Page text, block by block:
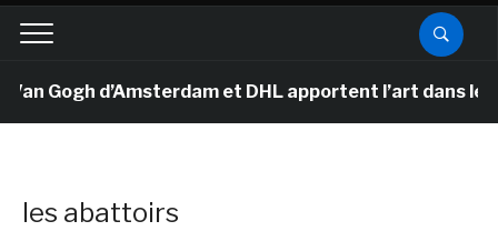
Gogh d’Amsterdam et DHL apportent l’art dans
les abattoirs